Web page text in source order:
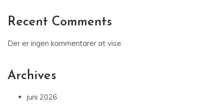
Recent Comments
Der er ingen kommentarer at vise.
Archives
juni 2026